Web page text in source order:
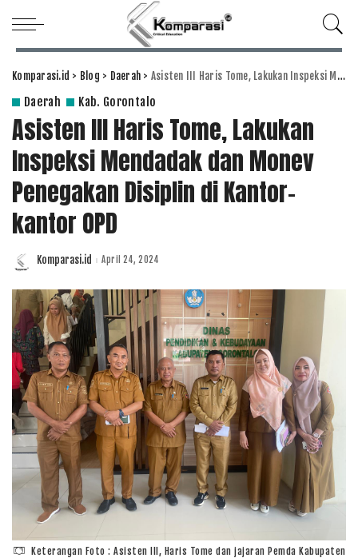
Komparasi.id > Blog > Daerah > Asisten III Haris Tome, Lakukan Inspeksi Mendadak dan Monev Penegakan Disiplin di Kantor-kantor OPD
Daerah Kab. Gorontalo
Asisten III Haris Tome, Lakukan
Inspeksi Mendadak dan Monev
Penegakan Disiplin di Kantor-
kantor OPD
Posted
Komparasi.id April 24, 2024
Keterangan Foto : Asisten III, Haris Tome dan jajaran Pemda Kabupaten